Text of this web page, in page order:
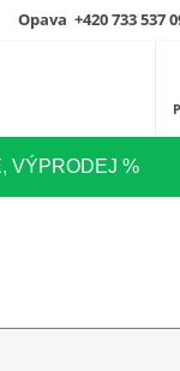
Opava +420 733 537
VÝPRODEJ %